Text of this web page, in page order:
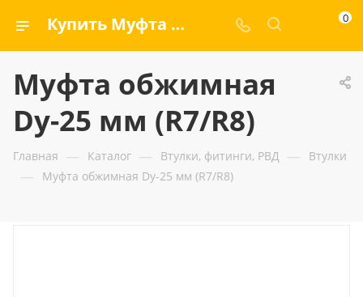
Купить Муфта обжимная Dу-25 мм (R7/R8) — ООО «ГИДРАМАКС» 0
Муфта обжимная
Dу-25 мм (R7/R8)
Главная — Каталог — Втулки, фитинги, РВД — Втулки
— Муфта обжимная Dу-25 мм (R7/R8)